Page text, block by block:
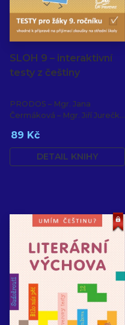
SLOH 9 – interaktivní
testy z češtiny
PRODOS – Mgr. Jana
Čermáková – Mgr. Jiří Jurečka
89 Kč
DETAIL KNIHY